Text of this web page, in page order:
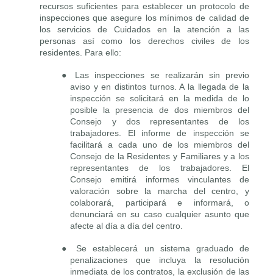
recursos suficientes para establecer un protocolo de
inspecciones que asegure los mínimos de calidad de
los servicios de Cuidados en la atención a las
personas así como los derechos civiles de los
residentes. Para ello:
● Las inspecciones se realizarán sin previo
aviso y en distintos turnos. A la llegada de la
inspección se solicitará en la medida de lo
posible la presencia de dos miembros del
Consejo y dos representantes de los
trabajadores. El informe de inspección se
facilitará a cada uno de los miembros del
Consejo de la Residentes y Familiares y a los
representantes de los trabajadores. El
Consejo emitirá informes vinculantes de
valoración sobre la marcha del centro, y
colaborará, participará e informará, o
denunciará en su caso cualquier asunto que
afecte al día a día del centro.
● Se establecerá un sistema graduado de
penalizaciones que incluya la resolución
inmediata de los contratos, la exclusión de las